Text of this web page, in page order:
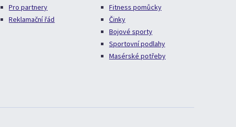
Pro partnery
Reklamační řád
Fitness pomůcky
Činky
Bojové sporty
Sportovní podlahy
Masérské potřeby